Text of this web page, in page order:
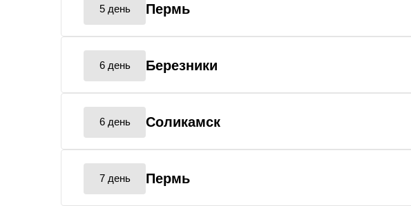
5 день Пермь
6 день Березники
6 день Соликамск
7 день Пермь